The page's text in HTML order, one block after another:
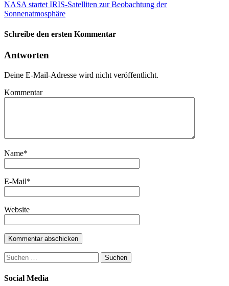
NASA startet IRIS-Satelliten zur Beobachtung der
Sonnenatmosphäre
Schreibe den ersten Kommentar
Antworten
Deine E-Mail-Adresse wird nicht veröffentlicht.
Kommentar
Name*
E-Mail*
Website
Suchen
nach:
Social Media